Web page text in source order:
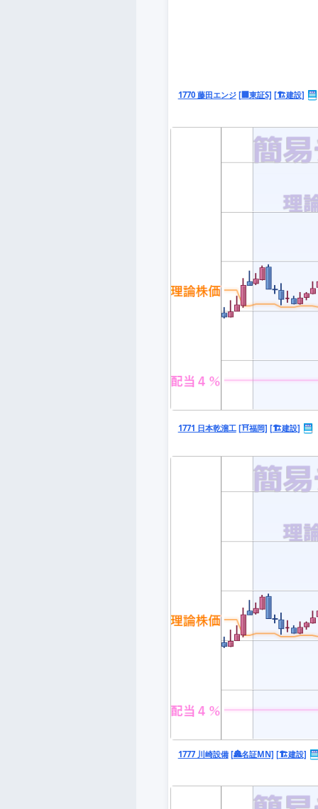
1770 藤田エンジ [🏢東証S] [🏗️建設]
1771 日本乾溜工 [⛩️福岡] [🏗️建設]
1777 川崎設備 [🏯名証MN] [🏗️建設]